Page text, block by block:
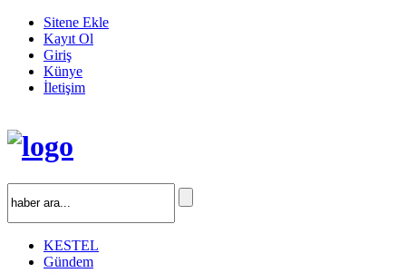
Sitene Ekle
Kayıt Ol
Giriş
Künye
İletişim
KESTEL
Gündem